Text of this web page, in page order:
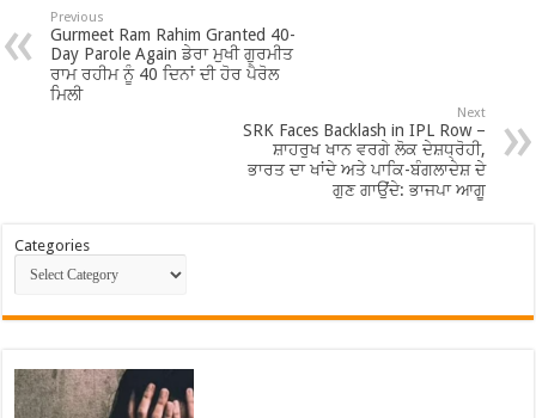
Previous
Gurmeet Ram Rahim Granted 40-
Day Parole Again ਡੇਰਾ ਮੁਖੀ ਗੁਰਮੀਤ
ਰਾਮ ਰਹੀਮ ਨੂੰ 40 ਦਿਨਾਂ ਦੀ ਹੋਰ ਪੈਰੋਲ
ਮਿਲੀ
Next
SRK Faces Backlash in IPL Row –
ਸ਼ਾਹਰੁਖ ਖਾਨ ਵਰਗੇ ਲੋਕ ਦੇਸ਼ਧ੍ਰੋਹੀ,
ਭਾਰਤ ਦਾ ਖਾਂਦੇ ਅਤੇ ਪਾਕਿ-ਬੰਗਲਾਦੇਸ਼ ਦੇ
ਗੁਣ ਗਾਉਂਦੇ: ਭਾਜਪਾ ਆਗੂ
Categories